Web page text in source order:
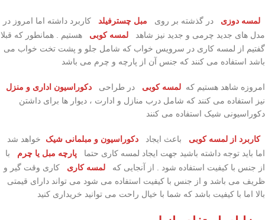
لمسه دوزی در گذشته بر روی مبل چسترفیلد
کاربرد داشته اما امروز در
مدل های جدید چرمی و جدید نیز شاهد
لمسه کوبی
هستیم . همانطور که قبلا
گفتیم از لمسه کاری در سرویس خواب که شامل جلو و پشت تخت خواب می
باشد استفاده می کنند که جنس آن از پارچه و چرم می باشد
امروزه شاهد هستیم که لمسه کوبی در طراحی
دکوراسیون اداری و منزل
نیز استفاده می کنند که شامل درب منازل و ادارت ، دیوار ها برای داشتن
دکوراسیونی شیک استفاده می کنند
کاربرد از لمسه کوبی باعث ایجاد دکوراسیون و مبلمانی شیک
خواهد شد
اما باید توجه داشته باشید جهت ایجاد لمسه کاری حتما
پارچه مبل یا چرم
با
از جنس با کیفیت استفاده شود . از آنجایی که
لمسه کاری
کاری وقت گیر و
ظریف می باشد و از جنس با کیفیت استفاده می شود می تواند دارای قیمتی
بالا اما با کیفیت باشد که شما با خیال راحت می توانید خریداری کنید